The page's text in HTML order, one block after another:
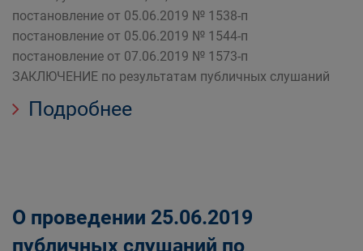
постановление от 05.06.2019 № 1538-п
постановление от 05.06.2019 № 1544-п
постановление от 07.06.2019 № 1573-п
ЗАКЛЮЧЕНИЕ по результатам публичных слушаний
Подробнее
О проведении 25.06.2019
публичных слушаний по